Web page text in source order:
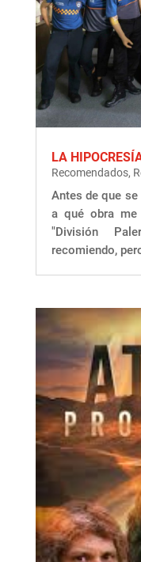
LA
Recomendados,
Antes de que
a qué obra me
"División
recomiendo,